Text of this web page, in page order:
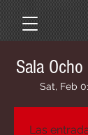
Sala
Sat, Feb
Las